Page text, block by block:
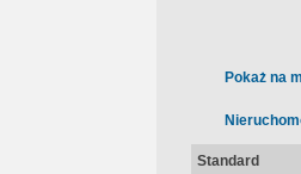
Pokaż na
Standard